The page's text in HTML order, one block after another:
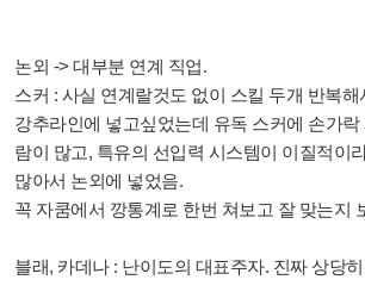
논외 -> 대부분 연계 직업.
스커 : 사실 연계랄것도 없이 스킬 두개 반복
강추라인에 넣고싶었는데 유독 스커에 손가
람이 많고, 특유의 선입력 시스템이 이질적이
많아서 논외에 넣었음.
꼭 자쿰에서 깡통계로 한번 쳐보고 잘 맞는지
블래, 카데나 : 난이도의 대표주자. 진짜 상당